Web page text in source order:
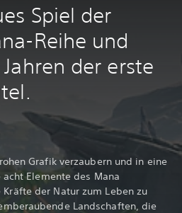
Spiel der
Reihe und
der erste
Grafik verzaubern und in eine
Elemente des Mana
der Natur zum Leben zu
Landschaften, die